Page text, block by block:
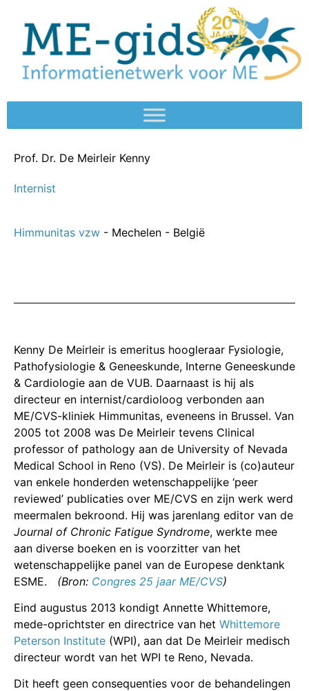
Prof. Dr. De Meirleir Kenny
Internist
Himmunitas vzw - Mechelen - België
Kenny De Meirleir is emeritus hoogleraar Fysiologie,
Pathofysiologie & Geneeskunde, Interne Geneeskunde
& Cardiologie aan de VUB. Daarnaast is hij als
directeur en internist/cardioloog verbonden aan
ME/CVS-kliniek Himmunitas, eveneens in Brussel. Van
2005 tot 2008 was De Meirleir tevens Clinical
professor of pathology aan de University of Nevada
Medical School in Reno (VS). De Meirleir is (co)auteur
van enkele honderden wetenschappelijke ‘peer
reviewed’ publicaties over ME/CVS en zijn werk werd
meermalen bekroond. Hij was jarenlang editor van de
Journal of Chronic Fatigue Syndrome, werkte mee
aan diverse boeken en is voorzitter van het
wetenschappelijke panel van de Europese denktank
ESME. (Bron: Congres 25 jaar ME/CVS)
Eind augustus 2013 kondigt Annette Whittemore,
mede-oprichtster en directrice van het Whittemore
Peterson Institute (WPI), aan dat De Meirleir medisch
directeur wordt van het WPI te Reno, Nevada.
Dit heeft geen consequenties voor de behandelingen